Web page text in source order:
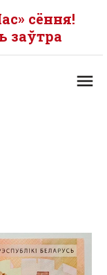
сёння!
заўтра